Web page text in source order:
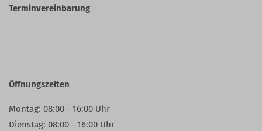
Terminvereinbarung
Öffnungszeiten
Montag: 08:00 - 16:00 Uhr
Dienstag: 08:00 - 16:00 Uhr